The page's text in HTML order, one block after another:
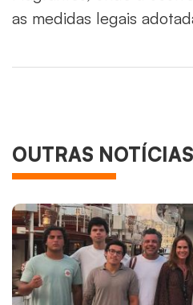
as medidas legais
OUTRAS NOTÍCIAS